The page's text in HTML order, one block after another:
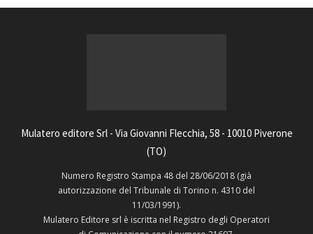
Mulatero editore Srl - Via Giovanni Flecchia, 58 - 10010 Piverone
(TO)
Numero Registro Stampa 48 del 28/06/2018 (già
autorizzazione del Tribunale di Torino n. 4310 del
11/03/1991).
Mulatero Editore srl è iscritta nel Registro degli Operatori